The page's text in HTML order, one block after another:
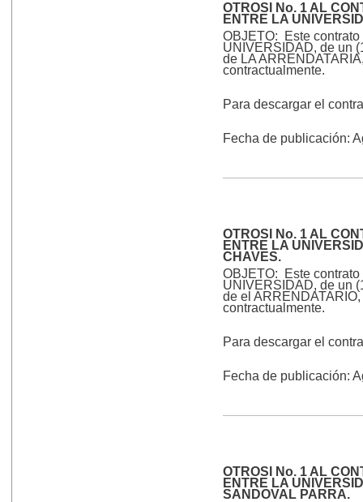
OTROSI No. 1 AL
ENTRE LA
OBJETO: Este contrato
UNIVERSIDAD, de un
de LA
contractualmente.
Para descargar el
Fecha de publicación:
OTROSI No. 1 AL
ENTRE LA
CHAVES.
OBJETO: Este contrato
UNIVERSIDAD, de un
de el
contractualmente.
Para descargar el
Fecha de publicación:
OTROSI No. 1 AL
ENTRE LA
SANDOVAL PARRA.